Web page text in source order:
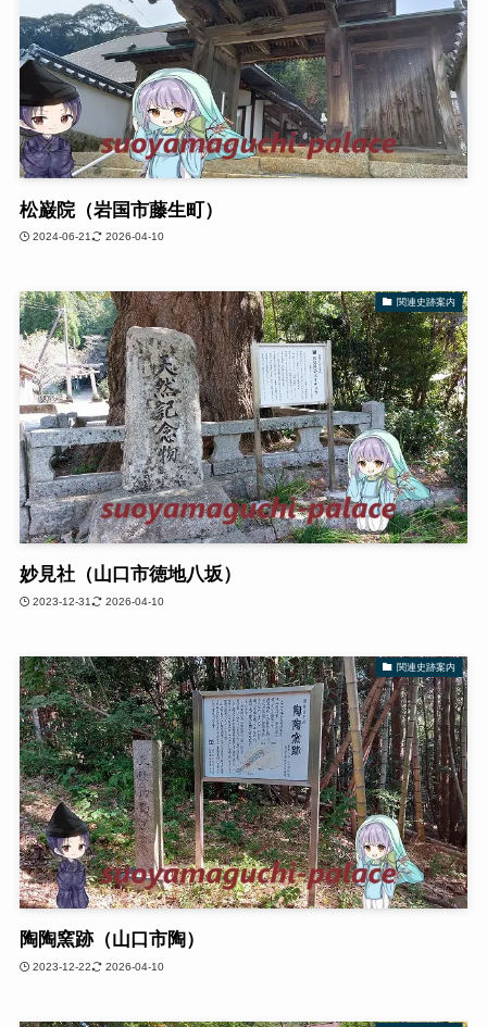
松巌院（岩国市藤生町）
2024-06-21 2026-04-10
関連史跡案内
妙見社（山口市徳地八坂）
2023-12-31 2026-04-10
関連史跡案内
陶陶窯跡（山口市陶）
2023-12-22 2026-04-10